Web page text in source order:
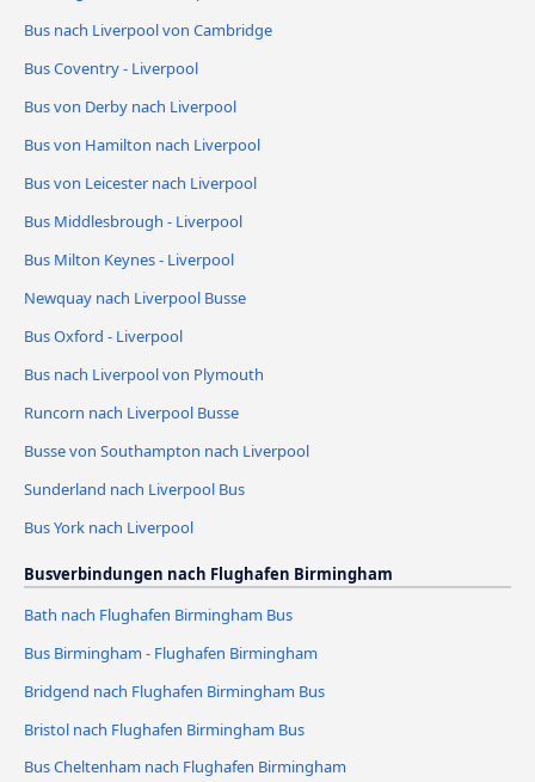
Bus nach Liverpool von Cambridge
Bus Coventry - Liverpool
Bus von Derby nach Liverpool
Bus von Hamilton nach Liverpool
Bus von Leicester nach Liverpool
Bus Middlesbrough - Liverpool
Bus Milton Keynes - Liverpool
Newquay nach Liverpool Busse
Bus Oxford - Liverpool
Bus nach Liverpool von Plymouth
Runcorn nach Liverpool Busse
Busse von Southampton nach Liverpool
Sunderland nach Liverpool Bus
Bus York nach Liverpool
Busverbindungen nach Flughafen Birmingham
Bath nach Flughafen Birmingham Bus
Bus Birmingham - Flughafen Birmingham
Bridgend nach Flughafen Birmingham Bus
Bristol nach Flughafen Birmingham Bus
Bus Cheltenham nach Flughafen Birmingham